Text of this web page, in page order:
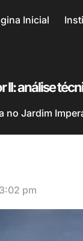
Inicial
análise
no Jardim
3:02 pm